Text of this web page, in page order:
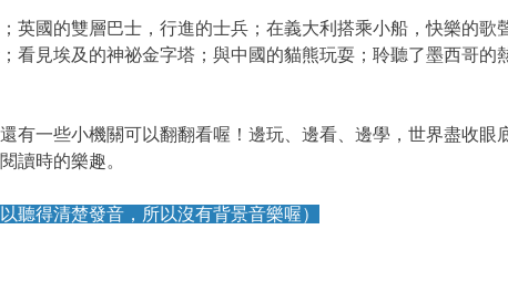
英國的雙層巴士，行進的士兵；在義大利搭乘小船，快樂的
看見埃及的神祕金字塔；與中國的貓熊玩耍；聆聽了墨西哥
有一些小機關可以翻翻看喔！邊玩、邊看、邊學，世界盡收眼
讀時的樂趣。
聽得清楚發音，所以沒有背景音樂喔）